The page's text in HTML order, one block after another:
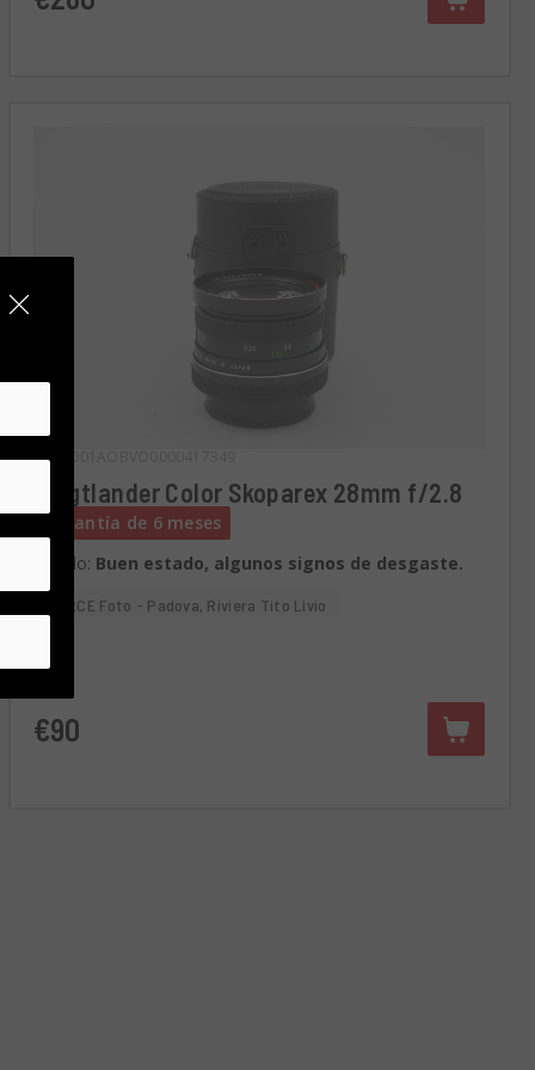
Cód. 001AOBVO0000417349
Voigtlander Color Skoparex 28mm f/2.8
Garantía de 6 meses
Estado: Buen estado, algunos signos de desgaste.
RCE Foto - Padova, Riviera Tito Livio
€90